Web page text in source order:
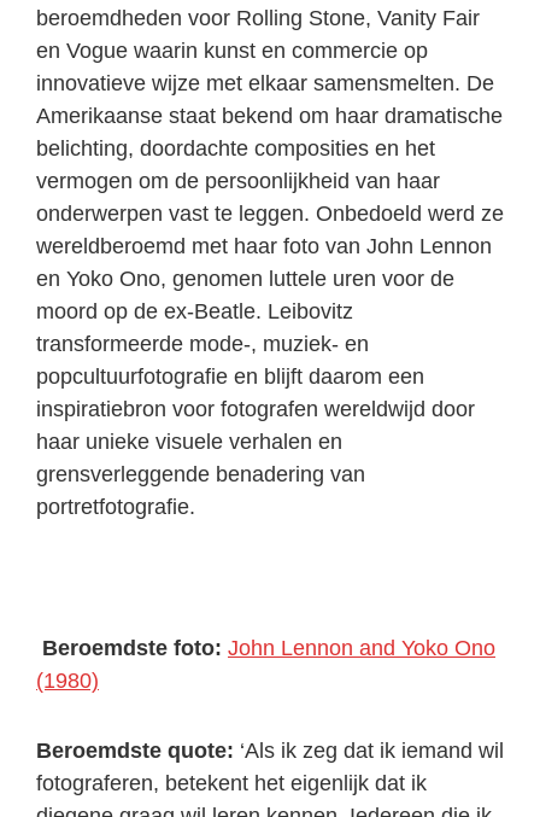
beroemdheden voor Rolling Stone, Vanity Fair
en Vogue waarin kunst en commercie op
innovatieve wijze met elkaar samensmelten. De
Amerikaanse staat bekend om haar dramatische
belichting, doordachte composities en het
vermogen om de persoonlijkheid van haar
onderwerpen vast te leggen. Onbedoeld werd ze
wereldberoemd met haar foto van John Lennon
en Yoko Ono, genomen luttele uren voor de
moord op de ex-Beatle. Leibovitz
transformeerde mode-, muziek- en
popcultuurfotografie en blijft daarom een
inspiratiebron voor fotografen wereldwijd door
haar unieke visuele verhalen en
grensverleggende benadering van
portretfotografie.
Beroemdste foto: John Lennon and Yoko Ono
(1980)
Beroemdste quote: ‘Als ik zeg dat ik iemand wil
fotograferen, betekent het eigenlijk dat ik